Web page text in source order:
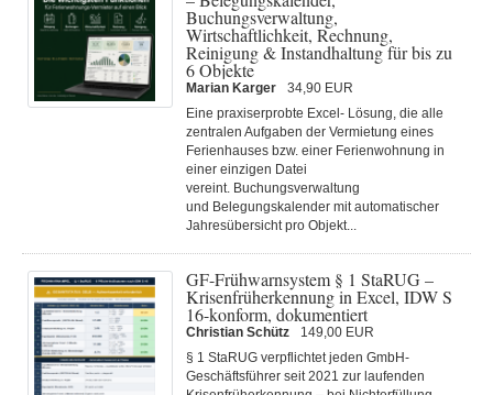
Buchungsverwaltung,
Wirtschaftlichkeit, Rechnung,
Reinigung & Instandhaltung für bis zu
6 Objekte
Marian Karger
34,90 EUR
Eine praxiserprobte Excel- Lösung, die alle
zentralen Aufgaben der Vermietung eines
Ferienhauses bzw. einer Ferienwohnung in
einer einzigen Datei
vereint. Buchungsverwaltung
und Belegungskalender mit automatischer
Jahresübersicht pro Objekt...
GF-Frühwarnsystem § 1 StaRUG –
Krisenfrüherkennung in Excel, IDW S
16-konform, dokumentiert
Christian Schütz
149,00 EUR
§ 1 StaRUG verpflichtet jeden GmbH-
Geschäftsführer seit 2021 zur laufenden